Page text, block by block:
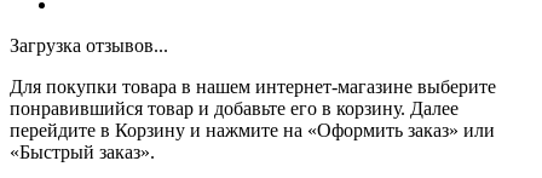
Загрузка отзывов...
Для покупки товара в нашем интернет-магазине выберите
понравившийся товар и добавьте его в корзину. Далее
перейдите в Корзину и нажмите на «Оформить заказ» или
«Быстрый заказ».